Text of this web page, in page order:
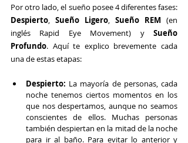
Despierto, Sueño Ligero, Sueño REM (en
inglés Rapid Eye Movement) y Sueño
Profundo. Aquí te explico brevemente cada
una de estas etapas:
Despierto: La mayoría de personas, cada
noche tenemos ciertos momentos en los
que nos despertamos, aunque no seamos
conscientes de ellos. Muchas personas
también despiertan en la mitad de la noche
para ir al baño. Para evitar lo anterior y